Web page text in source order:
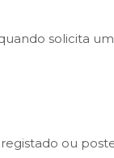
solicita
ou